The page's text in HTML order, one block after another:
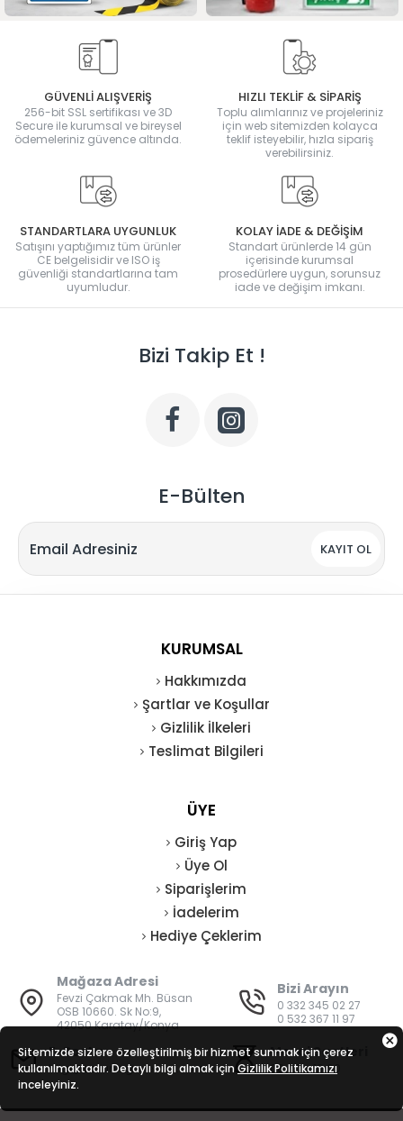
GÜVENLİ ALIŞVERİŞ
256-bit SSL sertifikası ve 3D
Secure ile kurumsal ve bireysel
ödemeleriniz güvence altında.
HIZLI TEKLİF & SİPARİŞ
Toplu alımlarınız ve projeleriniz
için web sitemizden kolayca
teklif isteyebilir, hızla sipariş
verebilirsiniz.
STANDARTLARA UYGUNLUK
Satışını yaptığımız tüm ürünler
CE belgelisidir ve ISO iş
güvenliği standartlarına tam
uyumludur.
KOLAY İADE & DEĞİŞİM
Standart ürünlerde 14 gün
içerisinde kurumsal
prosedürlere uygun, sorunsuz
iade ve değişim imkanı.
Bizi Takip Et !
E-Bülten
KAYIT OL
KURUMSAL
Hakkımızda
Şartlar ve Koşullar
Gizlilik İlkeleri
Teslimat Bilgileri
ÜYE
Giriş Yap
Üye Ol
Siparişlerim
İadelerim
Hediye Çeklerim
Mağaza Adresi
Fevzi Çakmak Mh. Büsan
OSB 10660. Sk No:9,
42050 Karatay/Konya
Bizi Arayın
0 332 345 02 27
0 532 367 11 97
E-Posta
bilgi@vatanisguvenligi.com
Mesai Saatleri
08:00 - 19:00
Sitemizde sizlere özelleştirilmiş bir hizmet sunmak için çerez
kullanılmaktadır. Detaylı bilgi almak için Gizlilik Politikamızı
inceleyiniz.